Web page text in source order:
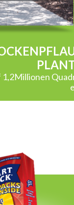
1,2Millionen